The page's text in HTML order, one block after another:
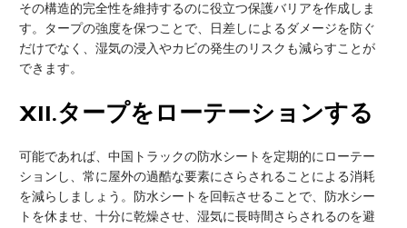
その構造的完全性を維持するのに役立つ保護バリアを作成しま
す。タープの強度を保つことで、日差しによるダメージを防ぐ
だけでなく、湿気の浸入やカビの発生のリスクも減らすことが
できます。
XII.タープをローテーションする
可能であれば、中国トラックの防水シートを定期的にローテー
ションし、常に屋外の過酷な要素にさらされることによる消耗
を減らしましょう。防水シートを回転させることで、防水シー
トを休ませ、十分に乾燥させ、湿気に長時間さらされるのを避